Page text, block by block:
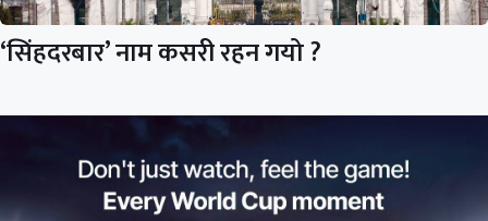
‘सिंहदरबार’ नाम कसरी रहन गयो ?